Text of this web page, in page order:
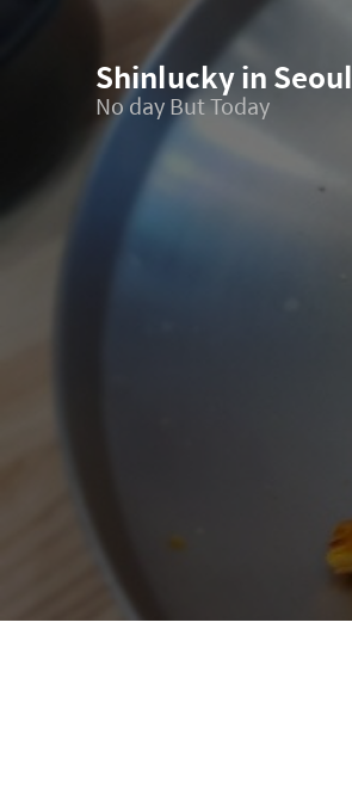
Shinlucky in Seoul
No day But Today